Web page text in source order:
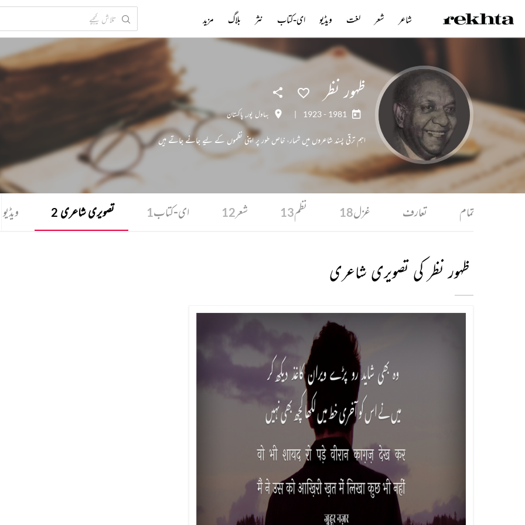
ظہور نظر
1923 - 1981
| بہاول پور, پاکستان
اہم ترقی پسند شاعروں میں شمار، خاص طور پر اپنی نظموں کے لیے جانے جاتے ہیں
تمام تعارف غزل18 نظم13 شعر12 ای-کتاب1 تصویری شاعری 2 ویڈیو
ظہور نظر کی تصویری شاعری
شاعر شعر لغت ویڈیو ای-کتاب نثر بلاگ مزید